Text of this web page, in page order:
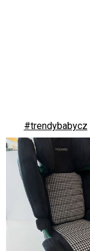
#trendybabycz